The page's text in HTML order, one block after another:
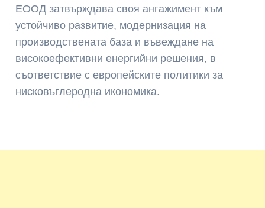
ЕООД затвърждава своя ангажимент към
устойчиво развитие, модернизация на
производствената база и въвеждане на
високоефективни енергийни решения, в
съответствие с европейските политики за
нисковъглеродна икономика.